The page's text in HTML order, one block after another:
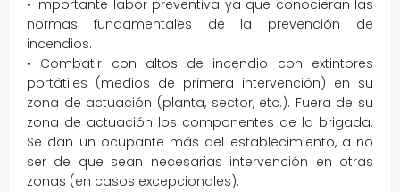
• Importante labor preventiva ya que conocieran las
normas fundamentales de la prevención de
incendios.
• Combatir con altos de incendio con extintores
portátiles (medios de primera intervención) en su
zona de actuación (planta, sector, etc.). Fuera de su
zona de actuación los componentes de la brigada.
Se dan un ocupante más del establecimiento, a no
ser de que sean necesarias intervención en otras
zonas (en casos excepcionales).